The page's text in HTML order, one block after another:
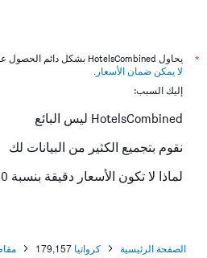
*
يحاول HotelsCombined بشكل دائم الحصول على الأسعار الدقيقة، ولكن
لا يمكن ضمان الأسعار .
إليك السبب:
HotelsCombined ليس البائع
نقوم بتجميع الكثير من البيانات لك
لماذا لا تكون الأسعار دقيقة بنسبة 100٪؟
الصفحة الرئيسية كرواتيا 179,157